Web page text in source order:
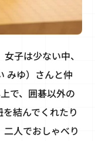
子は少ない中、
みゆ）さんと仲
で、囲碁以外の
結んでくれたり
人でおしゃべり